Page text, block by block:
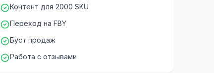
Контент для 2000 SKU
Переход на FBY
Буст продаж
Работа с отзывами